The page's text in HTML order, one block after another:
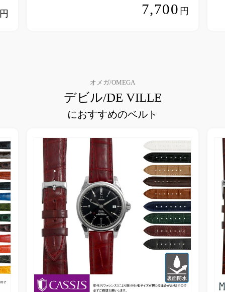
円 7,700 円
オメガ/OMEGA
デビル/DE VILLE
におすすめのベルト